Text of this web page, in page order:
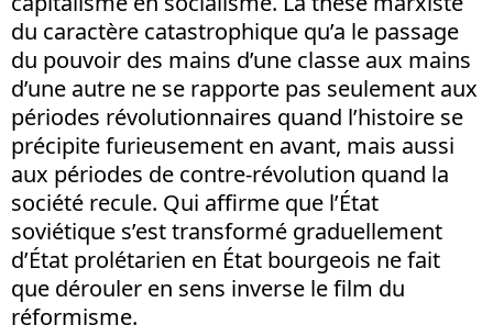
du caractère catastrophique qu’a le passage
du pouvoir des mains d’une classe aux mains
d’une autre ne se rapporte pas seulement aux
périodes révolutionnaires quand l’histoire se
précipite furieusement en avant, mais aussi
aux périodes de contre-révolution quand la
société recule. Qui affirme que l’État
soviétique s’est transformé graduellement
d’État prolétarien en État bourgeois ne fait
que dérouler en sens inverse le film du
réformisme.